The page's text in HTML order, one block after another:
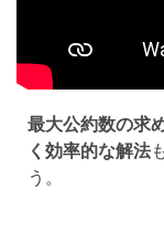
最大公約数の求
く効率的な解法
う。